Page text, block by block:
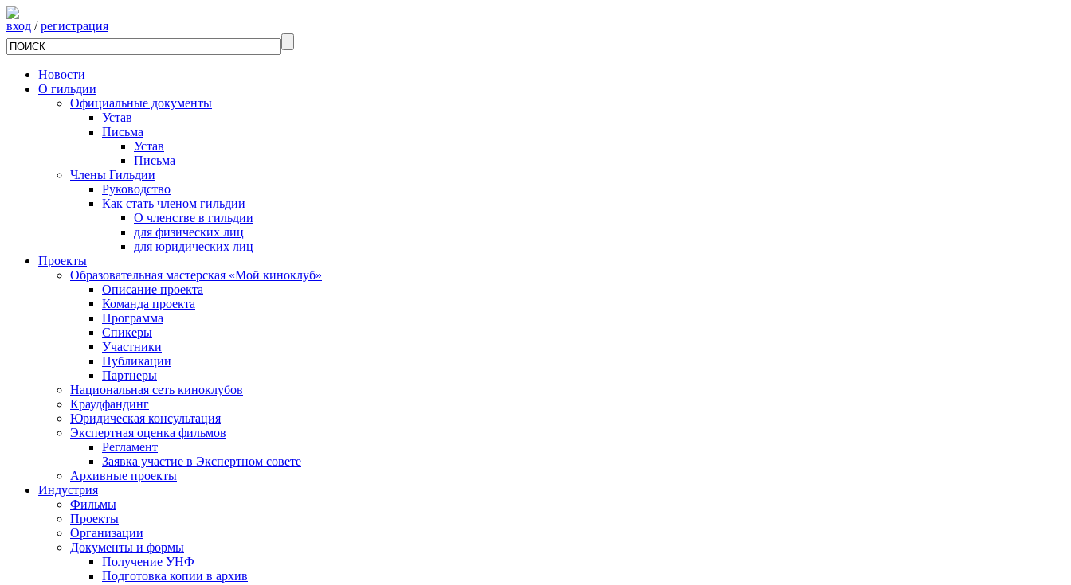
вход /регистрация
Новости
О гильдии
Официальные документы
Устав
Письма
Устав
Письма
Члены Гильдии
Руководство
Как стать членом гильдии
О членстве в гильдии
для физических лиц
для юридических лиц
Проекты
Образовательная мастерская «Мой киноклуб»
Описание проекта
Команда проекта
Программа
Спикеры
Участники
Публикации
Партнеры
Национальная сеть киноклубов
Краудфандинг
Юридическая консультация
Экспертная оценка фильмов
Регламент
Заявка участие в Экспертном совете
Архивные проекты
Индустрия
Фильмы
Проекты
Организации
Документы и формы
Получение УНФ
Подготовка копии в архив